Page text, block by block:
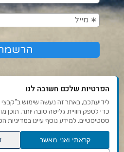
תנאי שימוש
פנו אלינו
הצהרת
הפרטיות שלכם חשובה לנו
כדי לספק חוויית גלישה טובה יותר, תוכן
סטטיסטיים. למידע נוסף עיינו במדיניות
קראתי ואני מאשר